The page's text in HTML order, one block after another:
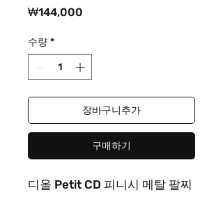
₩144,000
수량 *
장바구니추가
구매하기
디올 Petit CD 피니시 메탈 팔찌